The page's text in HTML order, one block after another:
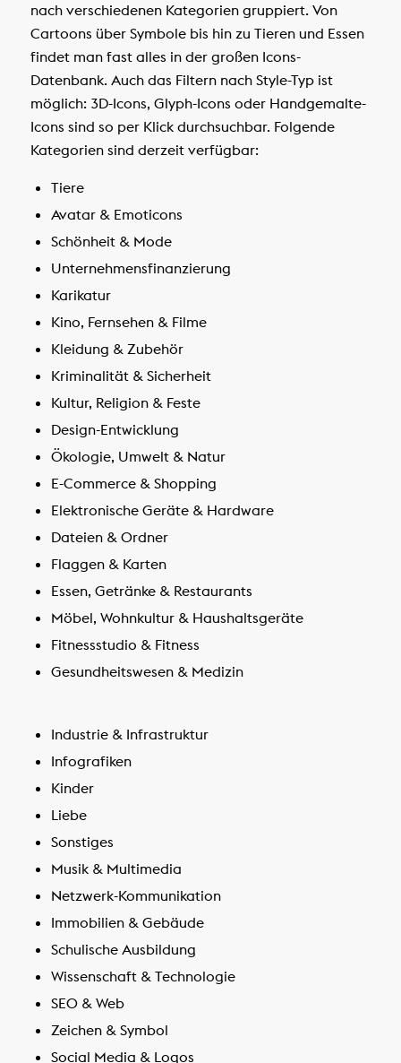
nach verschiedenen Kategorien gruppiert. Von
Cartoons über Symbole bis hin zu Tieren und Essen
findet man fast alles in der großen Icons-
Datenbank. Auch das Filtern nach Style-Typ ist
möglich: 3D-Icons, Glyph-Icons oder Handgemalte-
Icons sind so per Klick durchsuchbar. Folgende
Kategorien sind derzeit verfügbar:
Tiere
Avatar & Emoticons
Schönheit & Mode
Unternehmensfinanzierung
Karikatur
Kino, Fernsehen & Filme
Kleidung & Zubehör
Kriminalität & Sicherheit
Kultur, Religion & Feste
Design-Entwicklung
Ökologie, Umwelt & Natur
E-Commerce & Shopping
Elektronische Geräte & Hardware
Dateien & Ordner
Flaggen & Karten
Essen, Getränke & Restaurants
Möbel, Wohnkultur & Haushaltsgeräte
Fitnessstudio & Fitness
Gesundheitswesen & Medizin
Industrie & Infrastruktur
Infografiken
Kinder
Liebe
Sonstiges
Musik & Multimedia
Netzwerk-Kommunikation
Immobilien & Gebäude
Schulische Ausbildung
Wissenschaft & Technologie
SEO & Web
Zeichen & Symbol
Social Media & Logos